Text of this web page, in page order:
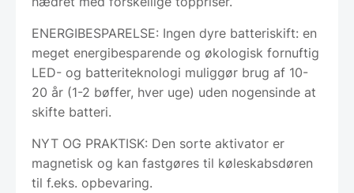
ENERGIBESPARELSE: Ingen dyre batteriskift: en
meget energibesparende og økologisk fornuftig
LED- og batteriteknologi muliggør brug af 10-
20 år (1-2 bøffer, hver uge) uden nogensinde at
skifte batteri.
NYT OG PRAKTISK: Den sorte aktivator er
magnetisk og kan fastgøres til køleskabsdøren
til f.eks. opbevaring.